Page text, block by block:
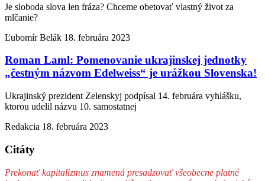
Je sloboda slova len fráza? Chceme obetovať vlastný život za
mlčanie?
Ľubomír Belák 18. februára 2023
Roman Laml: Pomenovanie ukrajinskej jednotky
„čestným názvom Edelweiss“ je urážkou Slovenska!
Ukrajinský prezident Zelenskyj podpísal 14. februára vyhlášku,
ktorou udelil názvu 10. samostatnej
Redakcia 18. februára 2023
Citáty
Prekonať kapitalizmus znamená presadzovať všeobecne platné